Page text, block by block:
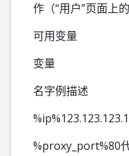
作（“用户”页面上
可用变量
变量
名字例描述
%proxy_port%80